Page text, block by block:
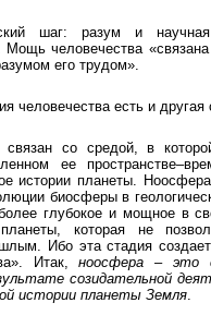
шаг: разум и
Мощь человечества
его трудом».
человечества есть и другая
связан со средой, в
ее
истории планеты.
биосферы в
глубокое и мощное в
которая не
Ибо эта стадия
Итак,ноосфера–это
созидательной
истории планеты Земля.